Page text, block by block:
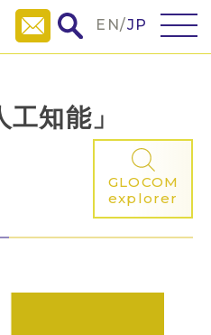
EN/JP
知能」
GLOCOM
explorer